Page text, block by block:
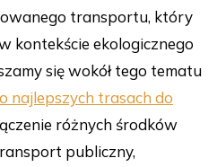
transportu, który
kontekście ekologicznego
się wokół tego tematu
najlepszych trasach do
różnych środków
publiczny,